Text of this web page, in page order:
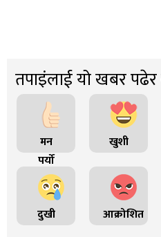
तपाइंलाई यो खबर पढेर
मन
पर्यो
खुशी
दुखी आक्रोशित